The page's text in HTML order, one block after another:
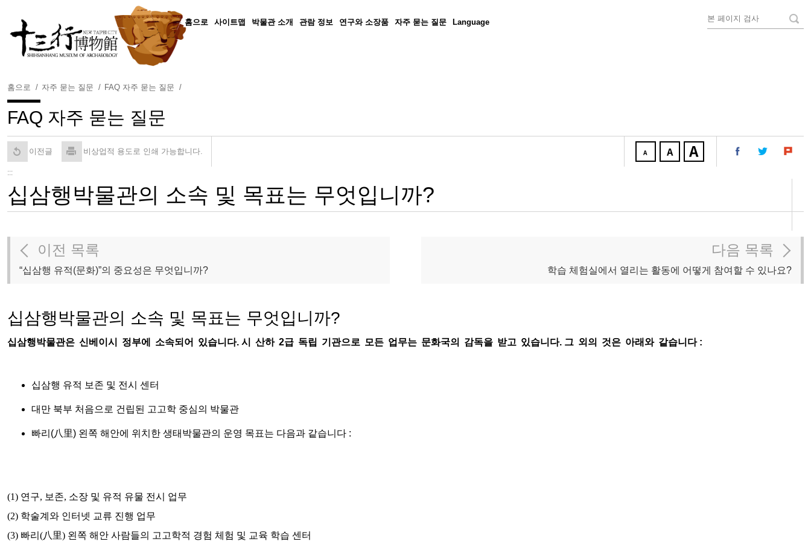
::: 홈으로 사이트맵 박물관 소개 관람 정보 연구와 소장품 자주 묻는 질문 Language
홈으로 자주 묻는 질문 FAQ 자주 묻는 질문
FAQ 자주 묻는 질문
이전글 비상업적 용도로 인쇄 가능합니다.
:::
십삼행박물관의 소속 및 목표는 무엇입니까?
이전 목록
“십삼행 유적(문화)”의 중요성은 무엇입니까?
다음 목록
학습 체험실에서 열리는 활동에 어떻게 참여할 수 있나요?
십삼행박물관의 소속 및 목표는 무엇입니까?
십삼행박물관은 신베이시 정부에 소속되어 있습니다. 시 산하 2급 독립 기관으로 모든 업무는 문화국의 감독을 받고 있습니다. 그 외의 것은 아래와 같습니다:
십삼행 유적 보존 및 전시 센터
대만 북부 처음으로 건립된 고고학 중심의 박물관
빠리 (八里) 왼쪽 해안에 위치한 생태박물관의 운영 목표는 다음과 같습니다 :
(1) 연구, 보존, 소장 및 유적 유물 전시
업무
(2) 학술계와 인터넷 교류 진행 업무
(3) 빠리 (八里) 왼쪽 해안 사람들의 고고학적 경험 체험 및 교육 학습 센터